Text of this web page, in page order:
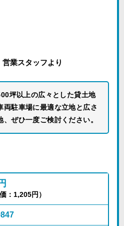
営業スタッフより
坪以上の広々とした貸土地
両駐車場に最適な立地と広さ
ぜひ一度ご検討ください。
：1,205円）